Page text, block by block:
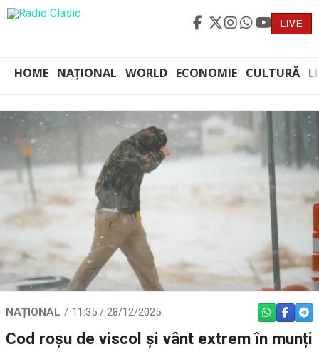
LIVE
HOME NAȚIONAL WORLD ECONOMIE CULTURĂ
NAȚIONAL 11:35 / 28/12/2025 WHATSAPP
Cod roșu de viscol și vânt extrem în munți